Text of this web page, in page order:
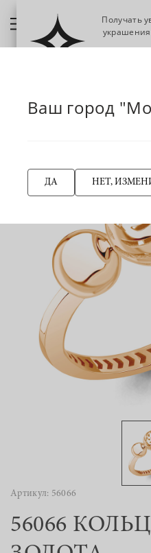
56066 Кольцо из Золота
Артикул: 56066
56066
Ваш город
ДА НЕТ,
Получать